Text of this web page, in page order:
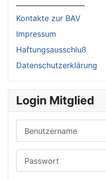
Kontakte zur BAV
Impressum
Haftungsausschluß
Datenschutzerklärung
Login Mitglied